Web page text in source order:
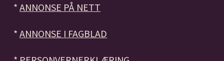
*ANNONSE PÅ NETT
*ANNONSE I FAGBLAD